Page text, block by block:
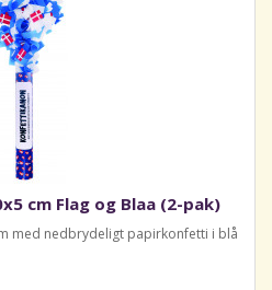
cm Flag og Blaa (2-pak)
med nedbrydeligt papirkonfetti i blå